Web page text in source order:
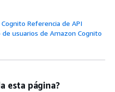
Referencia de API
de usuarios de Amazon Cognito
esta página?